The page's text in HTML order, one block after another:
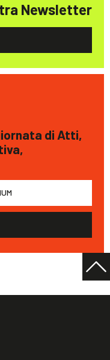
Newsletter
di Atti,